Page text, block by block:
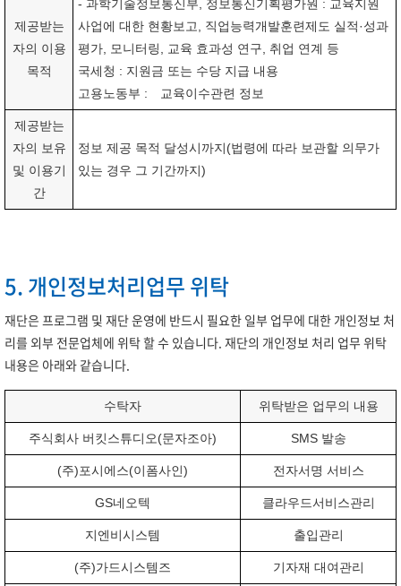
제공받는
자의 이용
목적
- 과학기술정보통신부, 정보통신기획평가원 : 교육지원
사업에 대한 현황보고, 직업능력개발훈련제도 실적·성과
평가, 모니터링, 교육 효과성 연구, 취업 연계 등
국세청 : 지원금 또는 수당 지급 내용
고용노동부 : 교육이수관련 정보
제공받는
자의 보유
및 이용기
간
정보 제공 목적 달성시까지(법령에 따라 보관할 의무가
있는 경우 그 기간까지)
5. 개인정보처리업무 위탁
재단은 프로그램 및 재단 운영에 반드시 필요한 일부 업무에 대한 개인정보 처
리를 외부 전문업체에 위탁 할 수 있습니다. 재단의 개인정보 처리 업무 위탁
내용은 아래와 같습니다.
수탁자 위탁받은 업무의 내용
주식회사 버킷스튜디오(문자조아) SMS 발송
(주)포시에스(이폼사인) 전자서명 서비스
GS네오텍 클라우드서비스관리
지엔비시스템 출입관리
(주)가드시스템즈 기자재 대여관리